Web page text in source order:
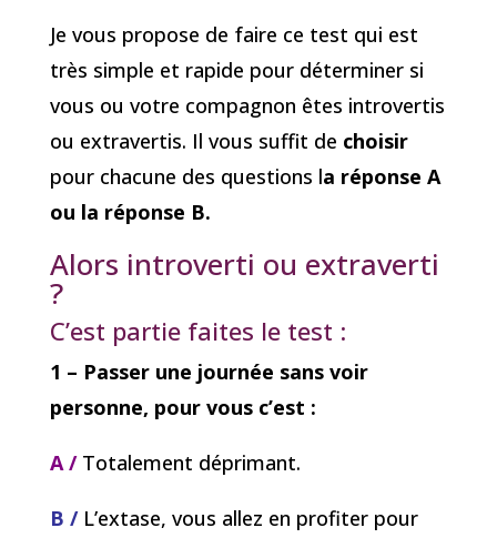
Je vous propose de faire ce test qui est
très simple et rapide pour déterminer si
vous ou votre compagnon êtes introvertis
ou extravertis. Il vous suffit de choisir
pour chacune des questions la réponse A
ou la réponse B.
Alors introverti ou extraverti
?
C’est partie faites le test :
1 – Passer une journée sans voir
personne, pour vous c’est :
A / Totalement déprimant.
B /L’extase, vous allez en profiter pour